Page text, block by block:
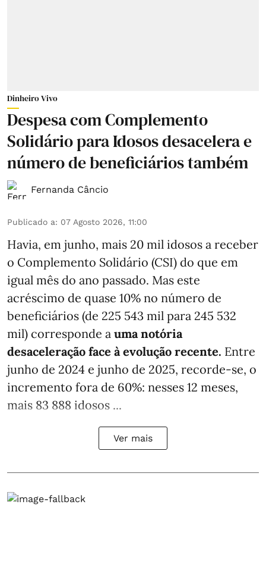
Dinheiro Vivo
Despesa com Complemento
Solidário para Idosos desacelera e
número de beneficiários também
Fernanda Câncio
Publicado a: 07 Agosto 2026, 11:00
Havia, em junho, mais 20 mil idosos a receber
o Complemento Solidário (CSI) do que em
igual mês do ano passado. Mas este
acréscimo de quase 10% no número de
beneficiários (de 225 543 mil para 245 532
mil) corresponde a uma notória
desaceleração face à evolução recente. Entre
junho de 2024 e junho de 2025, recorde-se, o
incremento fora de 60%: nesses 12 meses,
mais 83 888 idosos ...
Ver mais